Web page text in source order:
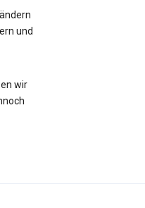
und
wir